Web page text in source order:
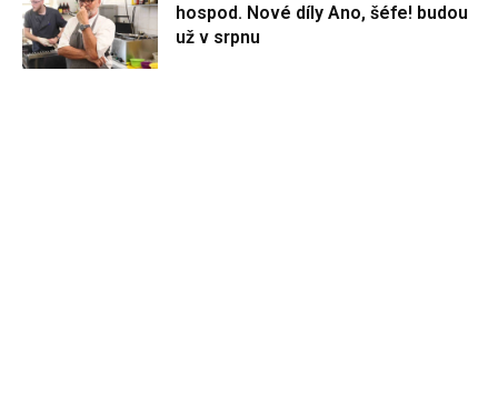
hospod. Nové díly Ano, šéfe! budou
už v srpnu